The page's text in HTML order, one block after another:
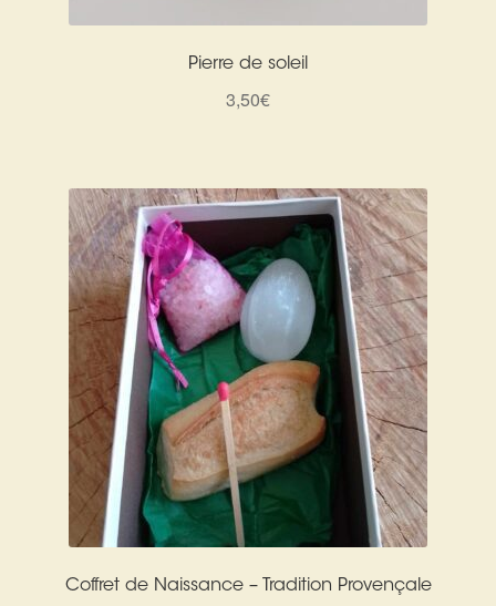
Pierre de soleil
3,50€
Coffret de Naissance – Tradition Provençale